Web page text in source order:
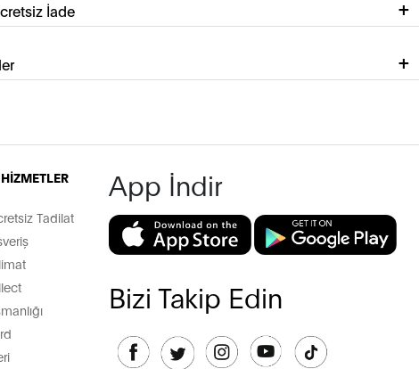
İade
Tadilat
App İndir
Bizi Takip Edin